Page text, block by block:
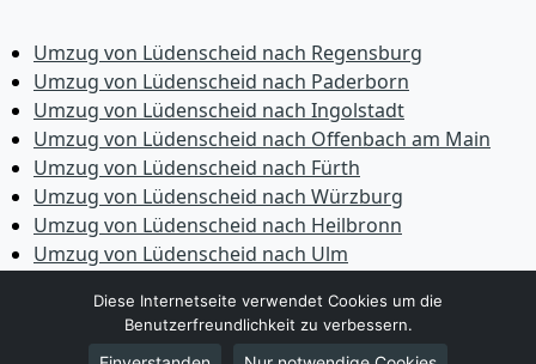
Umzug von Lüdenscheid nach Regensburg
Umzug von Lüdenscheid nach Paderborn
Umzug von Lüdenscheid nach Ingolstadt
Umzug von Lüdenscheid nach Offenbach am Main
Umzug von Lüdenscheid nach Fürth
Umzug von Lüdenscheid nach Würzburg
Umzug von Lüdenscheid nach Heilbronn
Umzug von Lüdenscheid nach Ulm
Umzug von Lüdenscheid nach Wolfsburg
Umzug von Lüdenscheid nach Bottrop
Diese Internetseite verwendet Cookies um die
Benutzerfreundlichkeit zu verbessern.